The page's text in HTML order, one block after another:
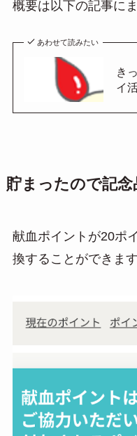
概要は以下の記事に
あわせて読みたい
き
イ
貯まったので記念
献血ポイントが20ポ
換することができます